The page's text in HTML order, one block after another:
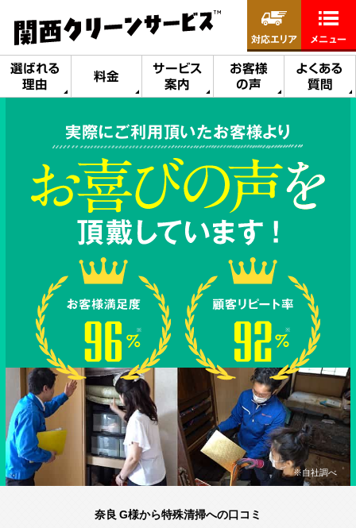
選ばれる
理由
料金
サービス
案内
お客様
の声
よくある
質問
対応エリア メニュー
実際にご利用頂いたお客様より
※自社調べ
奈良 G様から特殊清掃への口コミ